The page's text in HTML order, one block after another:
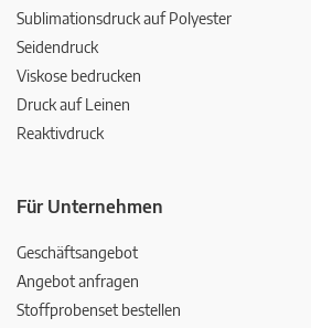
Sublimationsdruck auf Polyester
Seidendruck
Viskose bedrucken
Druck auf Leinen
Reaktivdruck
Für Unternehmen
Geschäftsangebot
Angebot anfragen
Stoffprobenset bestellen